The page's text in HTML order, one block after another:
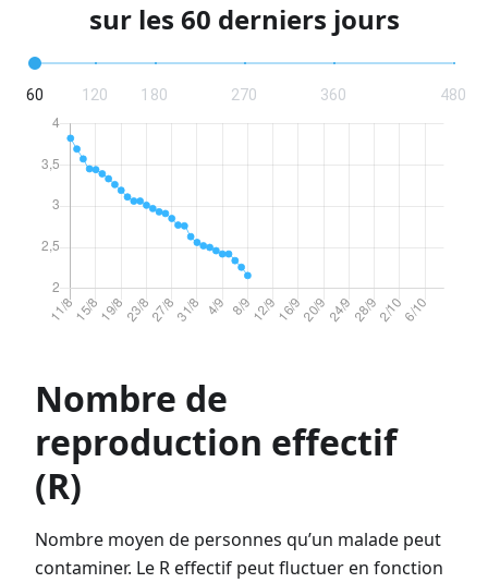
sur les 60 derniers jours
60 120 180 270 360 480
Nombre de
reproduction effectif
(R)
Nombre moyen de personnes qu’un malade peut
contaminer. Le R effectif peut fluctuer en fonction